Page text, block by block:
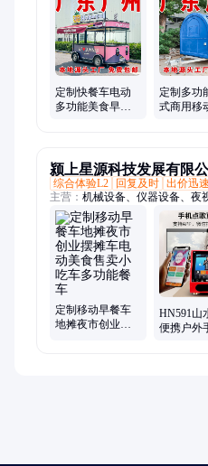
钻、过车丝机、自动车丝机、充
子机、锂电钻弯头、精密螺丝刀
充电式起子机、钢筋不锈钢管、
笔记本平板手机
定制快餐车电动
多功能美食早餐
定制多功
式商用移
颍上星源科技发展有限
综合体验L2
回复及时 出价迅速
主营： 机械设备、仪器设备、夜
车、海纹石手链、香薰机、洗地
测仪空气、升降机、气密性检测
地机、商用豆浆机、冷却塔水塔
能豆腐机、高温杀菌锅
定制移动早餐车
地摊夜市创业摆
HN591山
便携户外